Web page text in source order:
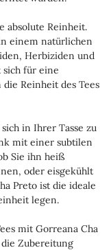
absolute Reinheit.
einem natürlichen
Herbiziden und
sich für eine
Reinheit des Tees
in Ihrer Tasse zu
mit einer subtilen
Sie ihn heiß
oder eisgekühlt
Preto ist die ideale
legen.
mit Gorreana Cha
Zubereitung